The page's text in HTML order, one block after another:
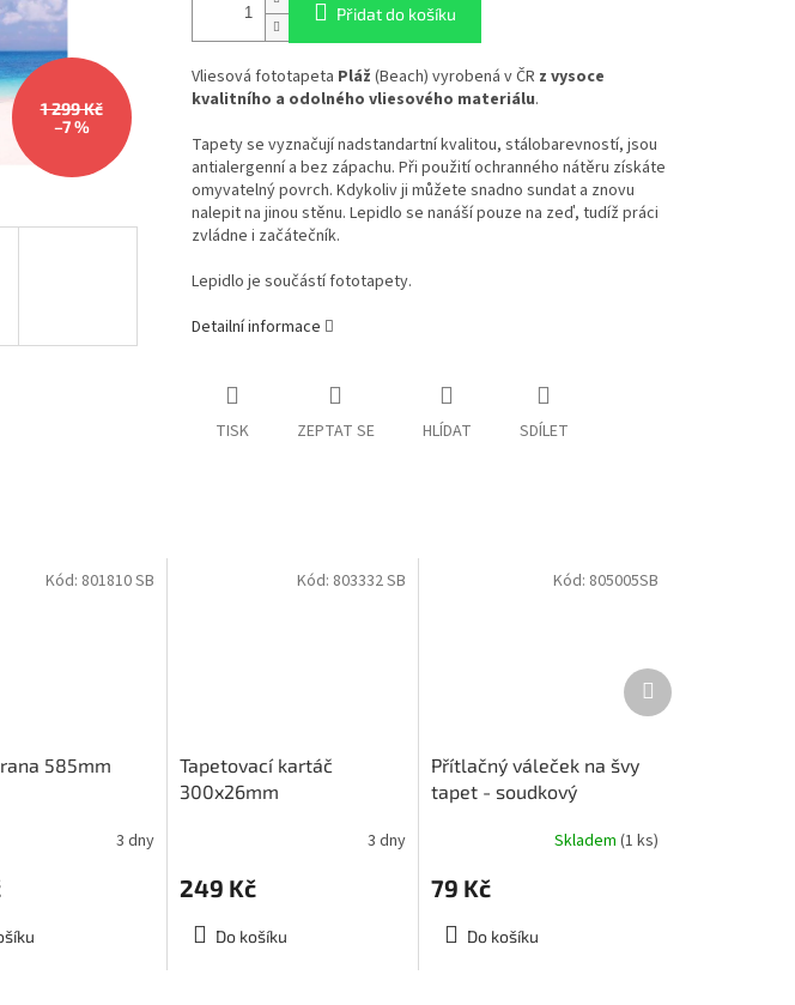
1 299 Kč
–7 %
Přidat do košíku
Vliesová fototapeta Pláž (Beach) vyrobená v ČR z vysoce
kvalitního a odolného vliesového materiálu.
Tapety se vyznačují nadstandartní kvalitou, stálobarevností, jsou
antialergenní a bez zápachu. Při použití ochranného nátěru získáte
omyvatelný povrch. Kdykoliv ji můžete snadno sundat a znovu
nalepit na jinou stěnu. Lepidlo se nanáší pouze na zeď, tudíž práci
zvládne i začátečník.
Lepidlo je součástí fototapety.
Detailní informace
TISK ZEPTAT SE HLÍDAT SDÍLET
585mm
3 dny
Kód: 801810 SB
Tapetovací kartáč
300x26mm
3 dny
249 Kč
Do košíku
Kód: 803332 SB
Přítlačný váleček na švy
tapet - soudkový
Skladem (1 ks)
79 Kč
Do košíku
Kód: 805005SB
Další
produkt